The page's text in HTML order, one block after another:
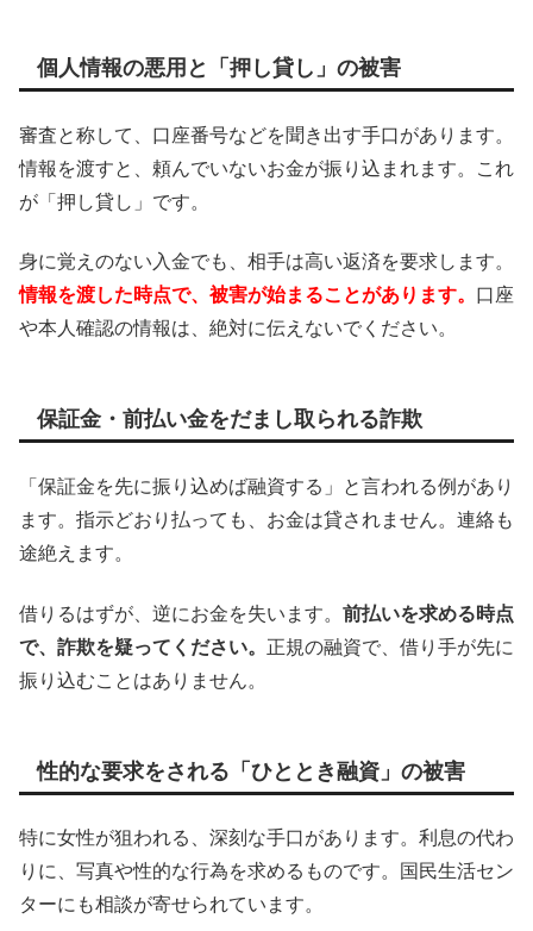
個人情報の悪用と「押し貸し」の被害
審査と称して、口座番号などを聞き出す手口があります。
情報を渡すと、頼んでいないお金が振り込まれます。これ
が「押し貸し」です。
身に覚えのない入金でも、相手は高い返済を要求します。
情報を渡した時点で、被害が始まることがあります。
口座
や本人確認の情報は、絶対に伝えないでください。
保証金・前払い金をだまし取られる詐欺
「保証金を先に振り込めば融資する」と言われる例があり
ます。指示どおり払っても、お金は貸されません。連絡も
途絶えます。
借りるはずが、逆にお金を失います。 前払いを求める時点
で、詐欺を疑ってください。 正規の融資で、借り手が先に
振り込むことはありません。
性的な要求をされる「ひととき融資」の被害
特に女性が狙われる、深刻な手口があります。利息の代わ
りに、写真や性的な行為を求めるものです。国民生活セン
ターにも相談が寄せられています。